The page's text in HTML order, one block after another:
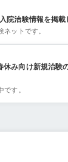
院治験情報を掲載
ットです。
休み向け新規治験
です。